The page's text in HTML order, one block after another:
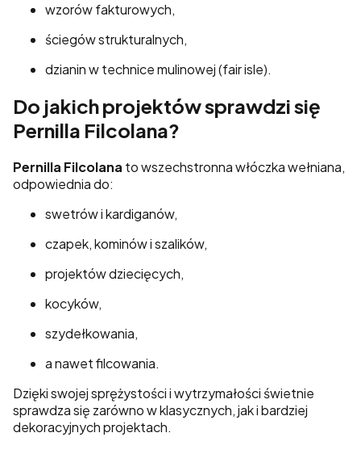
wzorów fakturowych,
ściegów strukturalnych,
dzianin w technice mulinowej (fair isle).
Do jakich projektów sprawdzi się
Pernilla Filcolana?
Pernilla Filcolana to wszechstronna włóczka wełniana,
odpowiednia do:
swetrów i kardiganów,
czapek, kominów i szalików,
projektów dziecięcych,
kocyków,
szydełkowania,
a nawet filcowania.
Dzięki swojej sprężystości i wytrzymałości świetnie
sprawdza się zarówno w klasycznych, jak i bardziej
dekoracyjnych projektach.